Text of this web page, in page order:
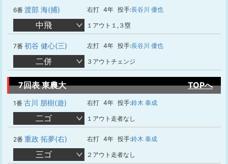
6番 渡部 海(捕) 右打 4年 投手:長谷川 優也
中飛 １アウト１,３塁
7番 初谷 健心(三) 左打 4年 投手:長谷川 優也
二併 ３アウトチェンジ
7回表 東農大 TOPへ
1番 古川 朋樹(遊) 右打 4年 投手:鈴木 泰成
二ゴ １アウト走者なし
2番 重政 拓夢(右) 右打 4年 投手:鈴木 泰成
三ゴ ２アウト走者なし